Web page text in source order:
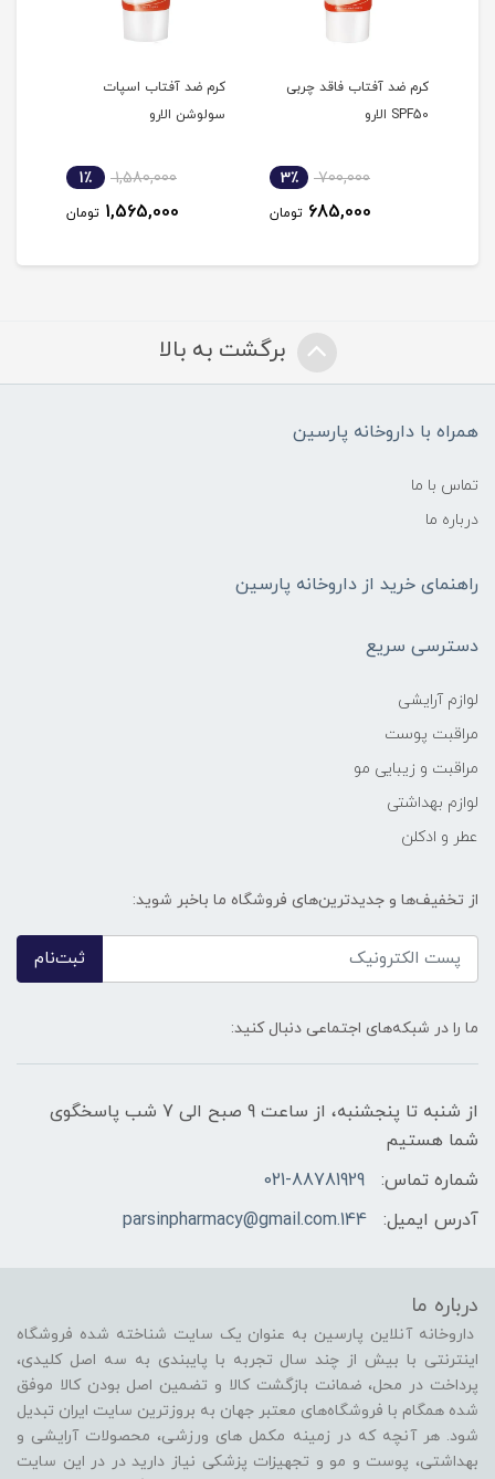
کرم ضد آفتاب فاقد چربی
SPF50 الارو
700,000 3٪
685,000 تومان
کرم ضد آفتاب اسپات
سولوشن الارو
1,580,000 1٪
1,565,000 تومان
برگشت به بالا
همراه با داروخانه پارسین
تماس با ما
درباره ما
راهنمای خرید از داروخانه پارسین
دسترسی سریع
لوازم آرایشی
مراقبت پوست
مراقبت و زیبایی مو
لوازم بهداشتی
عطر و ادکلن
از تخفیف‌ها و جدیدترین‌های فروشگاه ما باخبر شوید:
ثبت‌نام
ما را در شبکه‌های اجتماعی دنبال کنید:
از شنبه تا پنجشنبه، از ساعت 9 صبح الی 7 شب پاسخگوی
شما هستیم
شماره تماس:
021-88781929
آدرس ایمیل:
144.parsinpharmacy@gmail.com
درباره ما
داروخانه آنلاین پارسین به عنوان یک سایت شناخته شده فروشگاه
اینترنتی با بیش از چند سال تجربه با پایبندی به سه اصل کلیدی،
پرداخت در محل، ضمانت بازگشت کالا و تضمین اصل بودن کالا موفق
شده همگام با فروشگاه‌های معتبر جهان به بروزترین سایت ایران تبدیل
شود. هر آنچه که در زمینه مکمل های ورزشی، محصولات آرایشی و
بهداشتی، پوست و مو و تجهیزات پزشکی نیاز دارید در در این سایت